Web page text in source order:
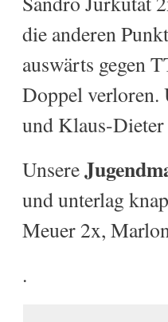
die anderen
auswärts gegen
Doppel verloren.
und Klaus-
Unsere
und unterlag
Meuer 2x,
.